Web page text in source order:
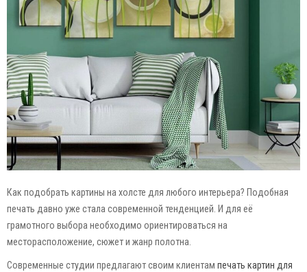
Как подобрать картины на холсте для любого интерьера? Подобная
печать давно уже стала современной тенденцией. И для её
грамотного выбора необходимо ориентироваться на
месторасположение, сюжет и жанр полотна.
Современные студии предлагают своим клиентам печать картин для